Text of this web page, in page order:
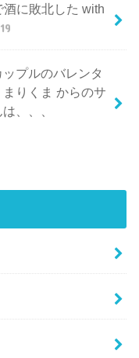
酒に敗北した with
ップルのバレンタ
りくま からのサ
、、、